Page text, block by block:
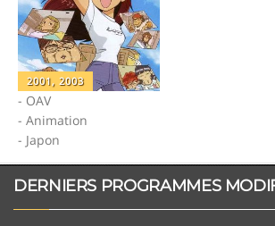
2001, 2003
- OAV
- Animation
- Japon
DERNIERS PROGRAMMES